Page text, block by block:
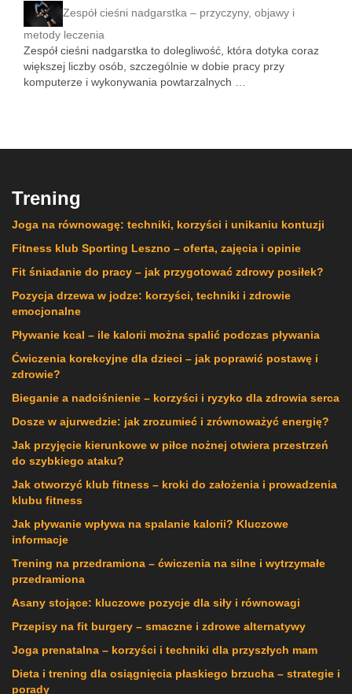
Zespół cieśni nadgarstka – przyczyny, objawy i
metody leczenia
Zespół cieśni nadgarstka to dolegliwość, która dotyka coraz
większej liczby osób, szczególnie w dobie pracy przy
komputerze i wykonywania powtarzalnych …
Trening
Joga na równowagę: techniki, korzyści i unikaniu kontuzji
Fitness klub Sporting Leszno – oferta, zajęcia i opinie
Fit śniadanie do pracy – jak przygotować zdrowy posiłek?
Pozycja drzewa w jodze: korzyści, techniki i zdrowie
emocjonalne
Pływanie kcal – ile kalorii można spalić podczas pływania
Ćwiczenia korekcyjne dla dzieci – jak poprawić postawę i
zdrowie?
Bieganie a nadciśnienie – korzyści i ryzyko dla zdrowia serca
Dosze w ajurwedzie: jak zrozumieć i zrównoważyć energię?
Jak przyjęcie kierunkowe w piłce nożnej otwiera przestrzeń
do szybkiego ataku?
Jak otworzyć klub fitness – kroki do założenia i prowadzenia
klubu fitness
Jak pływanie wpływa na spalanie kalorii? Kluczowe
informacje
Trening na przedramiona – ćwiczenia na silne i wytrzymałe
przedramiona
Asany stojące: kluczowe pozycje dla siły i równowagi
Przepisy na fit burgery – smaczne i zdrowe alternatywy
Joga prenatalna – korzyści i techniki dla przyszłych mam
Dieta i trening dla osiągnięcia płaskiego brzucha – strategie i
porady